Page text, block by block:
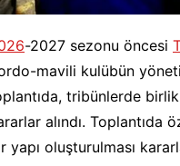
-2027 sezonu öncesi
mavili kulübün
tribünlerde
alındı.
yapı oluşturulması